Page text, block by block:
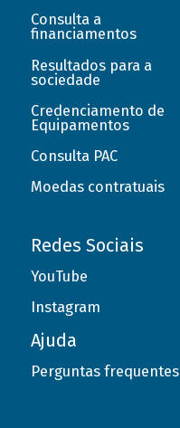
Consulta a
financiamentos
Resultados para a
sociedade
Credenciamento de
Equipamentos
Consulta PAC
Moedas contratuais
Redes Sociais
YouTube
Instagram
Ajuda
Perguntas frequentes